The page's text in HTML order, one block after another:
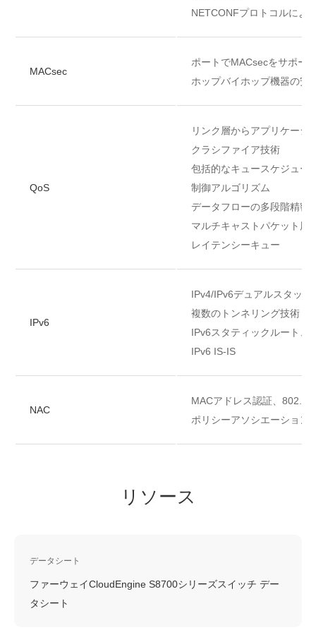
NETCONFプロトコルによ
MACsec
ポートでMACsecをサポー
ホップバイホップ機器の安
QoS
リンク層からアプリケーシ
クラシファイア技術
包括的なキュースケジュー
制御アルゴリズム
データフローの多段階精密
マルチキャストパケット用
レイテンシーキュー
IPv6
IPv4/IPv6デュアルスタック
複数のトンネリング技術
IPv6スタティックルート、
IPv6 IS-IS
NAC
MACアドレス認証、802.1X
ポリシーアソシエーション
リソース
データシート
ファーウェイCloudEngine S8700シリーズスイッチ デー
タシート